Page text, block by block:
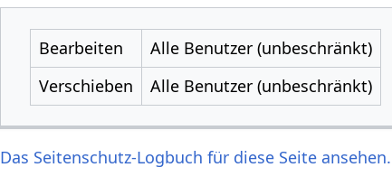
Bearbeiten
Alle Benutzer (unbeschränkt)
Verschieben
Alle Benutzer (unbeschränkt)
Das Seitenschutz-Logbuch für diese Seite ansehen.